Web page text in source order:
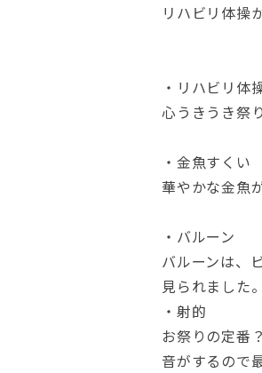
リハビリ体操
・リハビリ体
心うきうき祭
・金魚すくい
華やかな金魚
・バルーン
バルーンは、
見られました
・射的
お祭りの定番
音がするので